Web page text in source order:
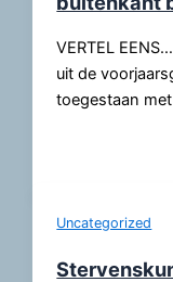
VERTEL
uit de
toegestaan
Uncategorized